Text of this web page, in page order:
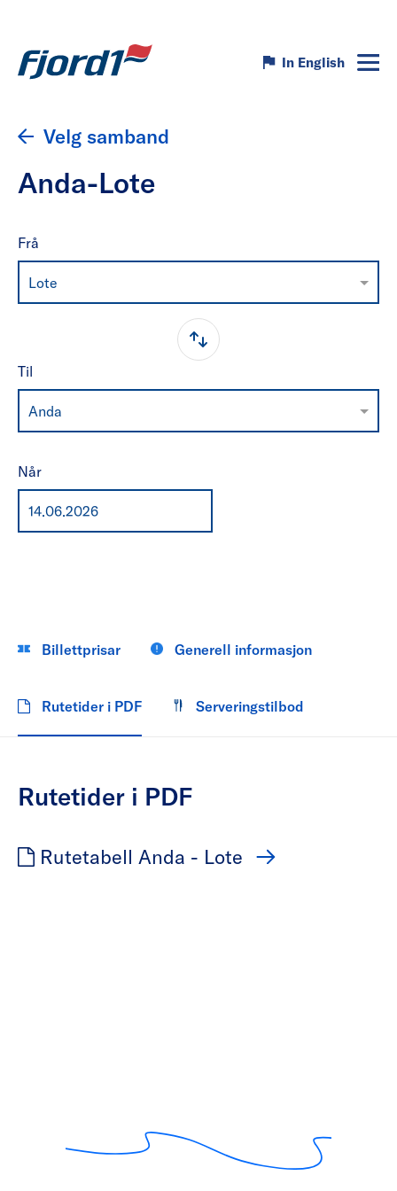
In English
Velg samband
Anda-Lote
Frå
Lote
Til
Anda
Når
Billettprisar Generell informasjon
Rutetider i PDF Serveringstilbod
Rutetider i PDF
Rutetabell Anda - Lote